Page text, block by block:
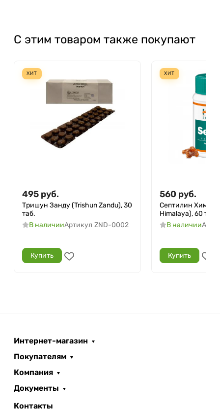
С этим товаром также покупают
ХИТ
495 руб.
Тришун Занду (Trishun Zandu), 30
таб.
В наличииАртикул ZND-0002
Купить
ХИТ
560 руб.
Септилин
Himalaya), 60 таб.
В наличии
Купить
Интернет-магазин
Покупателям
Компания
Документы
Контакты